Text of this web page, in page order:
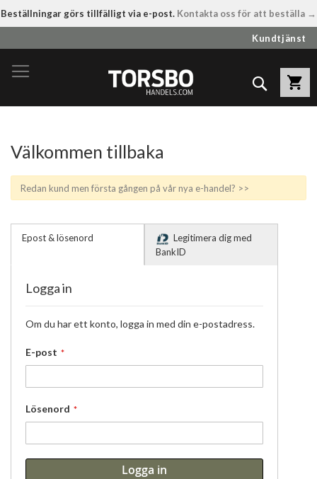
Beställningar görs tillfälligt via e-post. Kontakta oss för att beställa →
till
innehållet
Kundtjänst
Sök
Välkommen tillbaka
Redan kund men första gången på vår nya e-handel? >>
Epost & lösenord
Legitimera dig med
BankID
Logga in
Om du har ett konto, logga in med din e-postadress.
E-post
Lösenord
Logga in